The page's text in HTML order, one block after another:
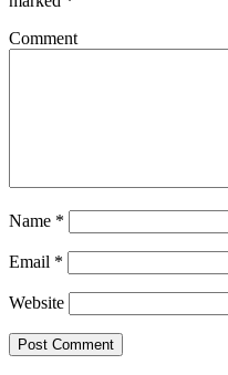
Comment
Name *
Email *
Website